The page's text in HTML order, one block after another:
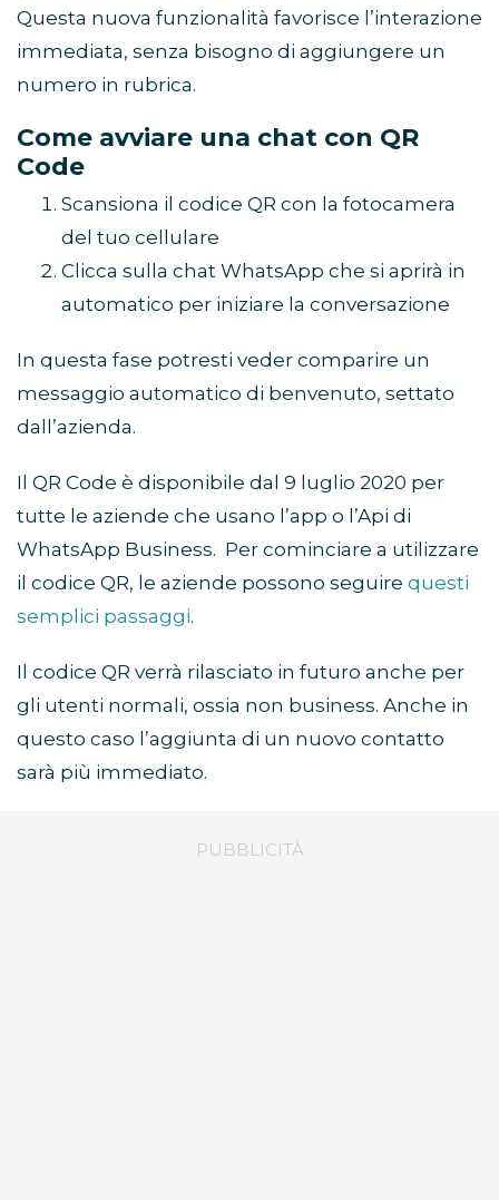
Questa nuova funzionalità favorisce l’interazione
immediata, senza bisogno di aggiungere un
numero in rubrica.
Come avviare una chat con QR
Code
Scansiona il codice QR con la fotocamera
del tuo cellulare
Clicca sulla chat WhatsApp che si aprirà in
automatico per iniziare la conversazione
In questa fase potresti veder comparire un
messaggio automatico di benvenuto, settato
dall’azienda.
Il QR Code è disponibile dal 9 luglio 2020 per
tutte le aziende che usano l’app o l’Api di
WhatsApp Business. Per cominciare a utilizzare
il codice QR, le aziende possono seguire questi
semplici passaggi.
Il codice QR verrà rilasciato in futuro anche per
gli utenti normali, ossia non business. Anche in
questo caso l’aggiunta di un nuovo contatto
sarà più immediato.